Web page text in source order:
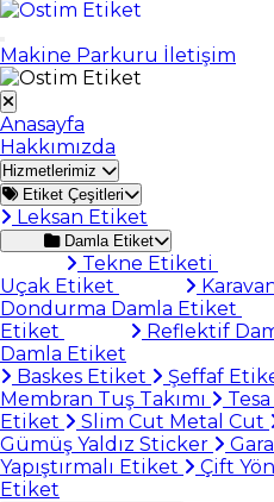
Makine Parkuru İletişim
Anasayfa
Hakkımızda
Hizmetlerimiz
Etiket Çeşitleri
Leksan Etiket
Damla Etiket
Tekne Etiketi
Uçak Etiket
Dondurma Damla Etiket
Etiket
Reflektif
Damla Etiket
Baskes Etiket
Şeffaf
Membran Tuş Takımı
Etiket
Slim Cut Metal Cut
Gümüş Yaldız Sticker
Yapıştırmalı Etiket
Çift
Etiket